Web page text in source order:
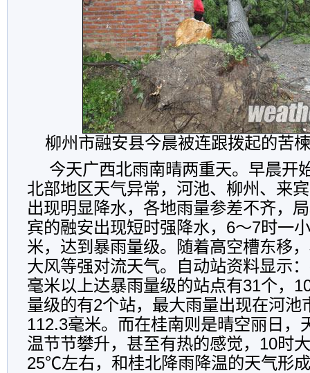
柳州市融安县今晨被连跟拨起的苦
今天广西北雨南晴两重天。早晨开
北部地区天气异常，河池、柳州、来
出现明显降水，各地雨量参差不齐，
宾的融安出现短时强降水，6～7时一
米，达到暴雨量级。随着高空槽东移
大风等强对流天气。自动站资料显示
毫米以上达暴雨量级的站点有31个，
量级的有2个站，最大雨量出现在河池
112.3毫米。而在桂南则是晴空丽日，
温节节攀升，甚至有热的感觉，10时
25℃左右，和桂北降雨降温的天气形